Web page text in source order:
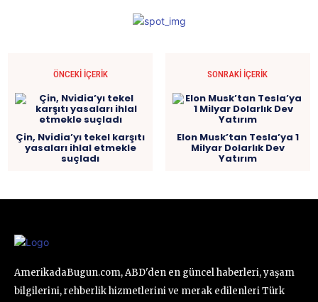
ÖNCEKI İÇERIK
Çin, Nvidia’yı tekel karşıtı
yasaları ihlal etmekle
suçladı
SONRAKI İÇERIK
Elon Musk’tan Tesla’ya 1
Milyar Dolarlık Dev
Yatırım
AmerikadaBugun.com, ABD'den en güncel haberleri, yaşam
bilgilerini, rehberlik hizmetlerini ve merak edilenleri Türk